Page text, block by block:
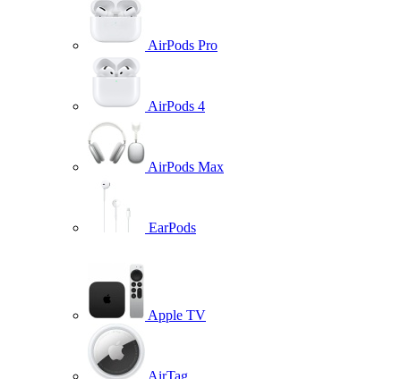
AirPods Pro
AirPods 4
AirPods Max
EarPods
Apple TV